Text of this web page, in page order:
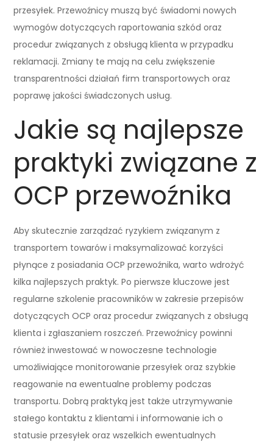
przesyłek. Przewoźnicy muszą być świadomi nowych
wymogów dotyczących raportowania szkód oraz
procedur związanych z obsługą klienta w przypadku
reklamacji. Zmiany te mają na celu zwiększenie
transparentności działań firm transportowych oraz
poprawę jakości świadczonych usług.
Jakie są najlepsze
praktyki związane z
OCP przewoźnika
Aby skutecznie zarządzać ryzykiem związanym z
transportem towarów i maksymalizować korzyści
płynące z posiadania OCP przewoźnika, warto wdrożyć
kilka najlepszych praktyk. Po pierwsze kluczowe jest
regularne szkolenie pracowników w zakresie przepisów
dotyczących OCP oraz procedur związanych z obsługą
klienta i zgłaszaniem roszczeń. Przewoźnicy powinni
również inwestować w nowoczesne technologie
umożliwiające monitorowanie przesyłek oraz szybkie
reagowanie na ewentualne problemy podczas
transportu. Dobrą praktyką jest także utrzymywanie
stałego kontaktu z klientami i informowanie ich o
statusie przesyłek oraz wszelkich ewentualnych